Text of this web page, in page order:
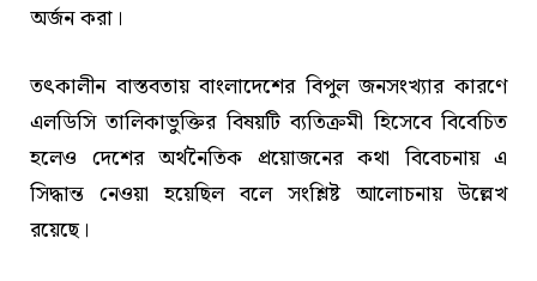
অর্জন করা।
তৎকালীন বাস্তবতায় বাংলাদেশের বিপুল জনসংখ্যার কারণে
এলডিসি তালিকাভুক্তির বিষয়টি ব্যতিক্রমী হিসেবে বিবেচিত
হলেও দেশের অর্থনৈতিক প্রয়োজনের কথা বিবেচনায় এ
সিদ্ধান্ত নেওয়া হয়েছিল বলে সংশ্লিষ্ট আলোচনায় উল্লেখ
রয়েছে।